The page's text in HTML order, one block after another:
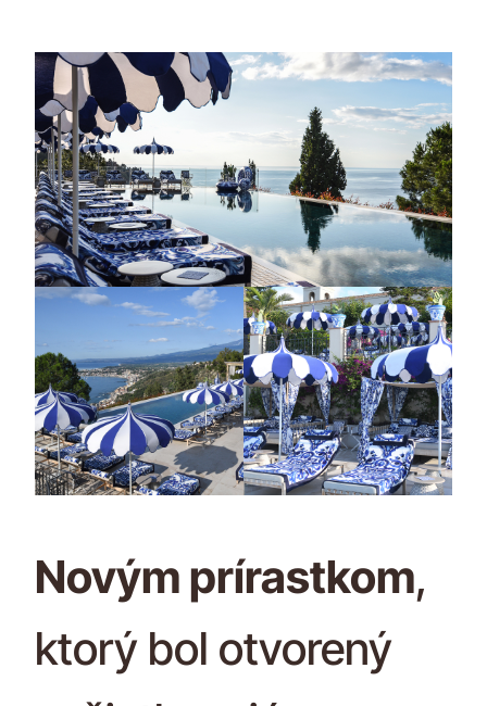
Novým prírastkom,
ktorý bol otvorený